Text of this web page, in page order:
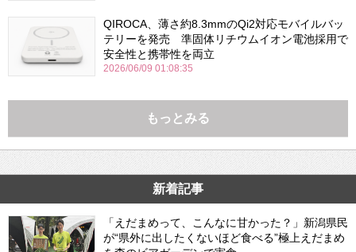
QIROCA、薄さ約8.3mmのQi2対応モバイルバッ
テリーを発売 準固体リチウムイオン電池採用で
安全性と携帯性を両立
2026/06/09 01:08:35
もっとみる
新着記事
「えだまめって、こんなに甘かった？」新潟県民
が“県外に出したくないほど食べる”極上えだまめ